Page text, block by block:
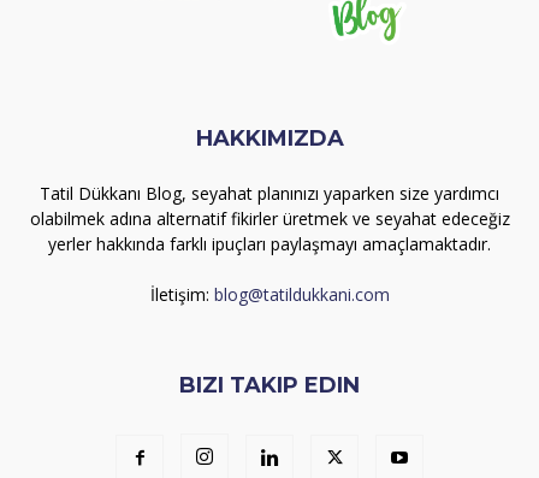
HAKKIMIZDA
Tatil Dükkanı Blog, seyahat planınızı yaparken size yardımcı
olabilmek adına alternatif fikirler üretmek ve seyahat edeceğiz
yerler hakkında farklı ipuçları paylaşmayı amaçlamaktadır.
İletişim: blog@tatildukkani.com
BIZI TAKIP EDIN